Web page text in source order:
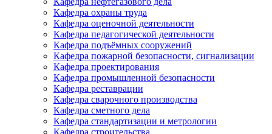
Кафедра охраны труда
Кафедра оценочной деятельности
Кафедра педагогической деятельности
Кафедра подъёмных сооружений
Кафедра пожарной безопасности, сигнализации
Кафедра проектирования
Кафедра промышленной безопасности
Кафедра реставрации
Кафедра сварочного производства
Кафедра сметного дела
Кафедра стандартизации и метрологии
Кафедра строительства